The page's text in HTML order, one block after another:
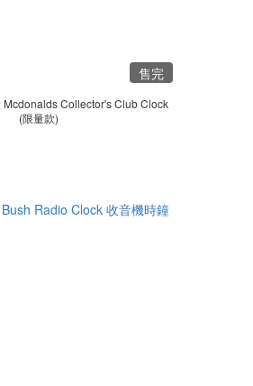
售完
Mcdonalds Collector's Club Clock
(限量款)